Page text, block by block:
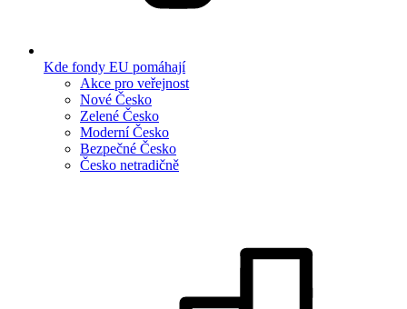
Kde fondy EU pomáhají
Akce pro veřejnost
Nové Česko
Zelené Česko
Moderní Česko
Bezpečné Česko
Česko netradičně